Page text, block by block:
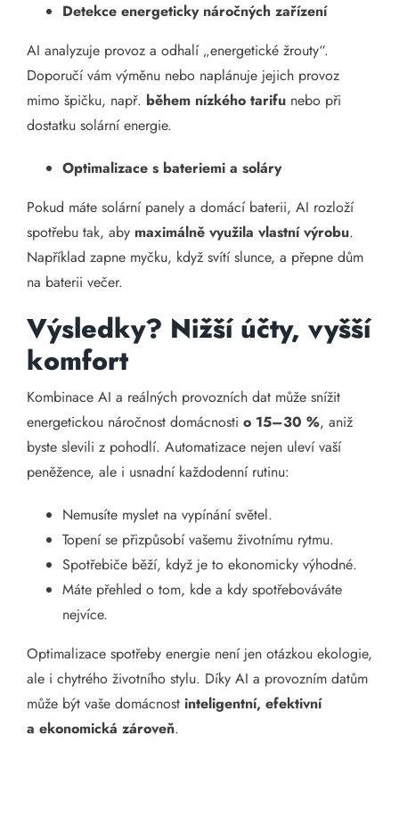
Detekce energeticky náročných zařízení
AI analyzuje provoz a odhalí „energetické žrouty“.
Doporučí vám výměnu nebo naplánuje jejich provoz
mimo špičku, např. během nízkého tarifu nebo při
dostatku solární energie.
Optimalizace s bateriemi a soláry
Pokud máte solární panely a domácí baterii, AI rozloží
spotřebu tak, aby maximálně využila vlastní výrobu.
Například zapne myčku, když svítí slunce, a přepne dům
na baterii večer.
Výsledky? Nižší účty, vyšší
komfort
Kombinace AI a reálných provozních dat může snížit
energetickou náročnost domácnosti o 15–30 %, aniž
byste slevili z pohodlí. Automatizace nejen uleví vaší
peněžence, ale i usnadní každodenní rutinu:
Nemusíte myslet na vypínání světel.
Topení se přizpůsobí vašemu životnímu rytmu.
Spotřebiče běží, když je to ekonomicky výhodné.
Máte přehled o tom, kde a kdy spotřebováváte
nejvíce.
Optimalizace spotřeby energie není jen otázkou ekologie,
ale i chytrého životního stylu. Díky AI a provozním datům
může být vaše domácnost inteligentní, efektivní
a ekonomická zároveň.